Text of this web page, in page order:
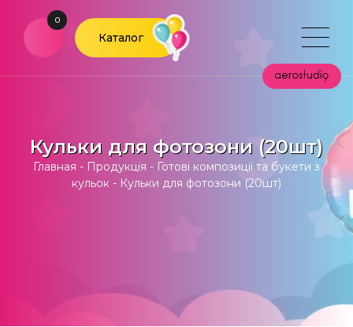
0
Каталог
Кульки для фотозони (20шт)
Главная - Продукція - Готові композиції та букети з
кульок - Кульки для фотозони (20шт)